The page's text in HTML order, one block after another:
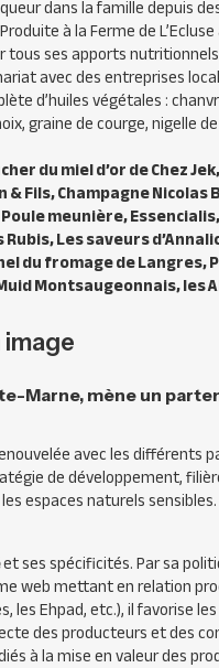
dans la famille depuis
à la Ferme de
tous ses apports
avec des entreprises
d’huiles végétales :
graine de courge, nigelle
du miel d’or de Chez
Fils, Champagne Nicolas
meunière,
Les saveurs
du fromage de Langres,
Montsaugeonnais, les
image
Marne, mène un
avec les différents
de développement,
espaces naturels
et ses spécificités. Par sa
web mettant en relation
les Ehpad, etc.), il favorise
des producteurs et des
à la mise en valeur des